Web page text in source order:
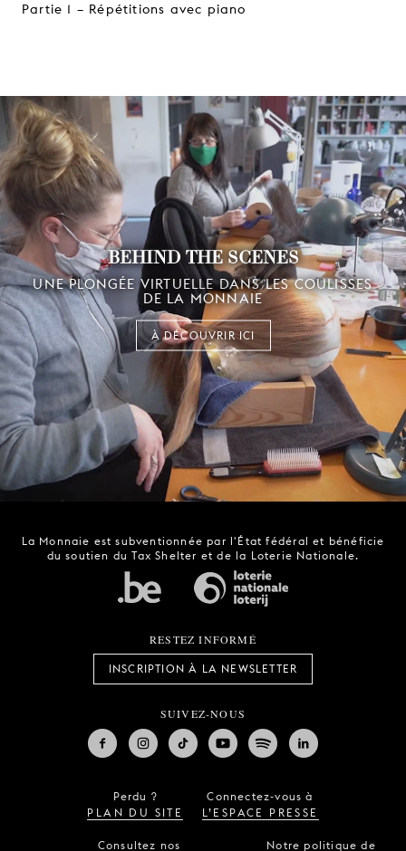
Partie 1 – Répétitions avec piano
BEHIND THE SCENES
UNE PLONGÉE VIRTUELLE DANS LES COULISSES
DE LA MONNAIE
À DÉCOUVRIR ICI
La Monnaie est subventionnée par l'État fédéral et bénéficie
du soutien du Tax Shelter et de la Loterie Nationale.
RESTEZ INFORMÉ
INSCRIPTION À LA NEWSLETTER
SUIVEZ-NOUS
Perdu ?
PLAN DU SITE
Connectez-vous à
L’ESPACE PRESSE
Consultez nos Notre politique de